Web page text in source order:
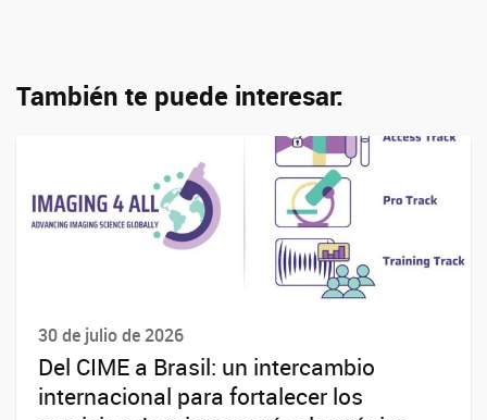
También te puede interesar:
30 de julio de 2026
Del CIME a Brasil: un intercambio
internacional para fortalecer los